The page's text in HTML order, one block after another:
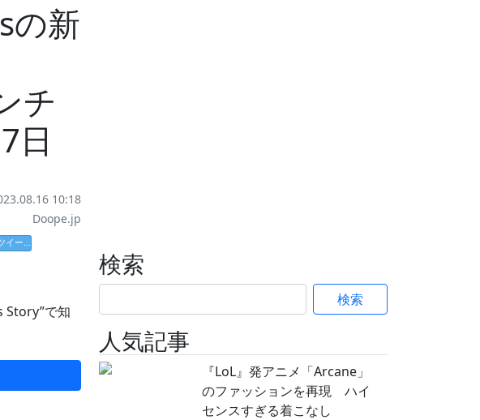
の新
チ
日
10:18
Doope.jp
イート
Story”で知
検索
検索
人気記事
『LoL』発アニメ「Arcane」
のファッションを再現 ハイ
センスすぎる着こなし